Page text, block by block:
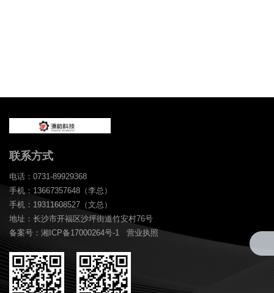
联系方式
电话：0731-89929368
手机：13667357648（李总）
手机：19311608527（文总）
地址：长沙市开福区沙坪街道竹安村76号
备案号：湘ICP备17000264号-1
营业执照